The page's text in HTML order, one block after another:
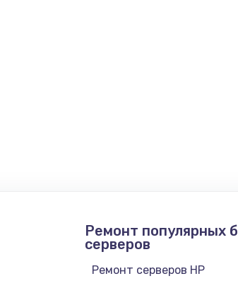
Ремонт популярных
серверов
Ремонт серверов HP